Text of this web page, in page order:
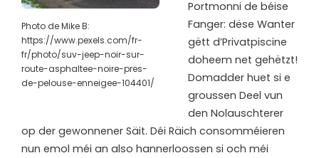
Photo de Mike B:
https://www.pexels.com/fr-
fr/photo/suv-jeep-noir-sur-
route-asphaltee-noire-pres-
de-pelouse-enneigee-104401/
Portmonni de béise
Fanger: dëse Wanter
gëtt d’Privatpiscine
doheem net gehëtzt!
Domadder huet si e
groussen Deel vun
den Nolauschterer
op der gewonnener Säit. Déi Räich consomméieren
nun emol méi an also hannerloossen si och méi